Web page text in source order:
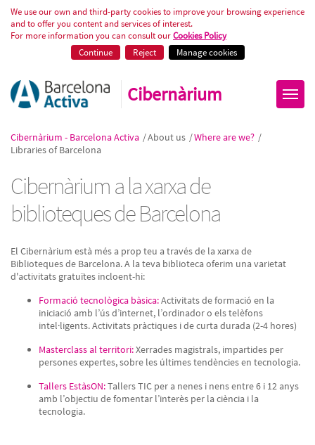
Formació tecnològica a les
We use our own and third-party cookies to improve your browsing experience
and to offer you content and services of interest.
For more information you can consult ourCookies Policy
Continue
Reject Manage cookies
Cibernàrium
Cibernàrium - Barcelona Activa /About us /Where are we? /
Libraries of Barcelona
Cibernàrium a la xarxa de
biblioteques de Barcelona
El Cibernàrium està més a prop teu a través de la xarxa de
Biblioteques de Barcelona. A la teva biblioteca oferim una varietat
d'activitats gratuïtes incloent-hi:
Formació tecnològica bàsica:Activitats de formació en la
iniciació amb l’ús d’internet, l’ordinador o els telèfons
intel·ligents. Activitats pràctiques i de curta durada (2-4 hores)
Masterclass al territori:Xerrades magistrals, impartides per
persones expertes, sobre les últimes tendències en tecnologia.
Tallers EstàsON:Tallers TIC per a nenes i nens entre 6 i 12 anys
amb l’objectiu de fomentar l’interès per la ciència i la
tecnologia.